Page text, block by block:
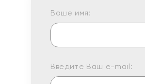
Ваше имя:
Введите Ваш e-mail: